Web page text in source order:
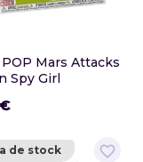
Mars Attacks
Spy Girl
favorite_border
de stock